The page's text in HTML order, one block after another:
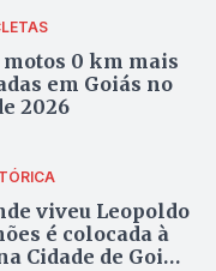
motos 0 km mais
em Goiás no
2026
viveu Leopoldo
é colocada à
Cidade de Goiás;